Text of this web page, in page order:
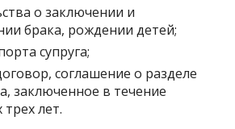
о заключении и
брака, рождении детей;
супруга;
соглашение о разделе
заключенное в течение
лет.